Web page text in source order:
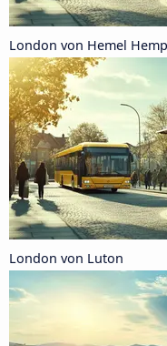
London von Hemel
London von Luton